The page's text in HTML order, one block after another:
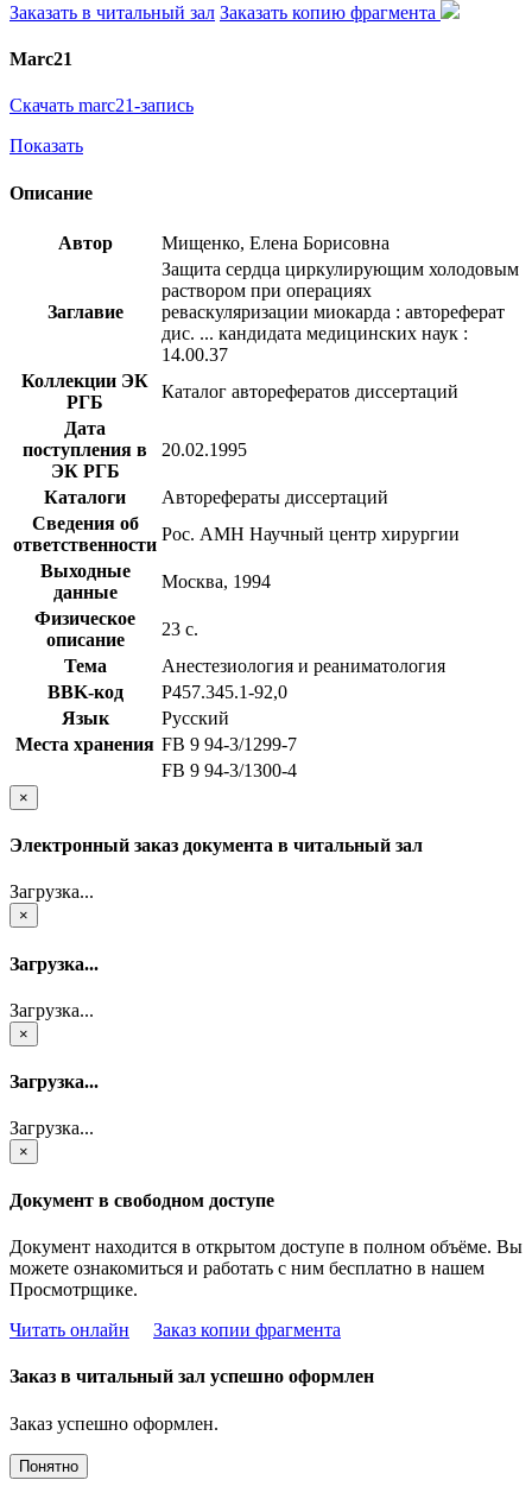
Заказать в читальный зал Заказать копию фрагмента
Marc21
Скачать marc21-запись
Показать
Описание
Автор Мищенко, Елена Борисовна
Заглавие
Защита сердца циркулирующим холодовым
раствором при операциях
реваскуляризации миокарда : автореферат
дис. ... кандидата медицинских наук :
14.00.37
Коллекции ЭК
РГБ
Каталог авторефератов диссертаций
Дата
поступления в
ЭК РГБ
20.02.1995
Каталоги
Авторефераты диссертаций
Сведения об
ответственности
Рос. АМН Научный центр хирургии
Выходные
данные
Москва, 1994
Физическое
описание
23 с.
Тема
Анестезиология и реаниматология
BBK-код
Р457.345.1-92,0
Язык
Русский
Места хранения FB 9 94-3/1299-7
FB 9 94-3/1300-4
×
Электронный заказ документа в читальный зал
Загрузка...
×
Загрузка...
Загрузка...
×
Загрузка...
Загрузка...
×
Документ в свободном доступе
Документ находится в открытом доступе в полном объёме. Вы
можете ознакомиться и работать с ним бесплатно в нашем
Просмотрщике.
Читать онлайн
Заказ копии фрагмента
Заказ в читальный зал успешно оформлен
Заказ успешно оформлен.
Понятно